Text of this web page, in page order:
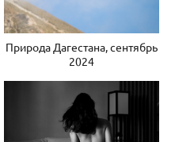
Природа Дагестана, сентябрь
2024